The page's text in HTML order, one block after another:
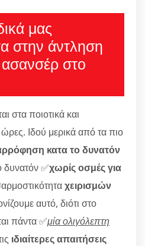
μας
στην άντληση
στο
στα ποιοτικά και
Ιδού μερικά από τα πιο
κατα το δυνατόν
δυνατόν ✅χωρίς οσμές για
χειρισμών
αυτό, διότι στο
πάντα ✅μία ολιγόλεπτη
ιδιαίτερες απαιτήσεις